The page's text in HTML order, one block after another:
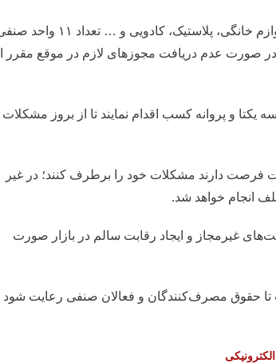
در این گشت به واحدهای صنفی زیر مجموعه این اتحادیه شامل فروش لوازم خانگی، پلاستیک، کادویی و … تعداد
صورت عدم دریافت مجوزهای لازم در موقع مقرر
و پروانه کسب اقدام نمایند تا از بروز مشکلات
مربوطه تأکید کرد که صاحبان این واحدها ظرف ۴۸ ساعت فرصت دارند مشکلات خود را برطرف کنند؛ در غیر
انجام خواهد شد.
غیرمجاز و ایجاد رقابت سالم در بازار صورت
تا حقوق مصرف‌کنندگان و فعالان صنفی رعایت شود